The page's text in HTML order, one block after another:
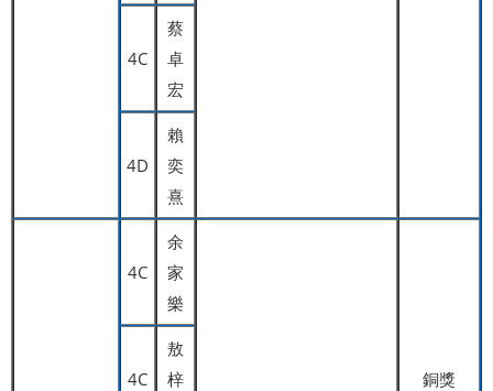
4C
蔡
卓
宏
4D
賴
奕
熹
4C
余
家
樂
銅獎
4C
敖
梓